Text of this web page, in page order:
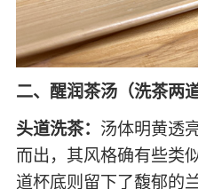
二、醒润茶汤（洗茶两道
头道洗茶： 汤体明黄透
而出，其风格确有些类
道杯底则留下了馥郁的